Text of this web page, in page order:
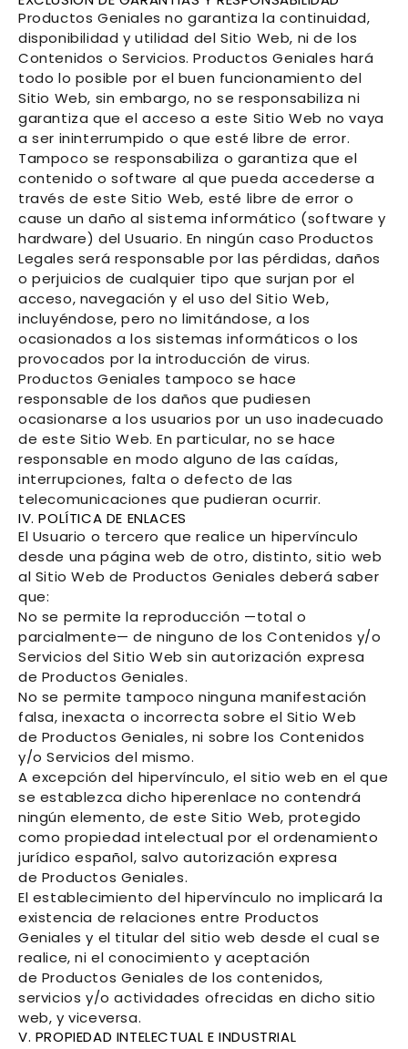
Productos Geniales no garantiza la continuidad,
disponibilidad y utilidad del Sitio Web, ni de los
Contenidos o Servicios. Productos Geniales hará
todo lo posible por el buen funcionamiento del
Sitio Web, sin embargo, no se responsabiliza ni
garantiza que el acceso a este Sitio Web no vaya
a ser ininterrumpido o que esté libre de error.
Tampoco se responsabiliza o garantiza que el
contenido o software al que pueda accederse a
través de este Sitio Web, esté libre de error o
cause un daño al sistema informático (software y
hardware) del Usuario. En ningún caso Productos
Legales será responsable por las pérdidas, daños
o perjuicios de cualquier tipo que surjan por el
acceso, navegación y el uso del Sitio Web,
incluyéndose, pero no limitándose, a los
ocasionados a los sistemas informáticos o los
provocados por la introducción de virus.
Productos Geniales tampoco se hace
responsable de los daños que pudiesen
ocasionarse a los usuarios por un uso inadecuado
de este Sitio Web. En particular, no se hace
responsable en modo alguno de las caídas,
interrupciones, falta o defecto de las
telecomunicaciones que pudieran ocurrir.
IV. POLÍTICA DE ENLACES
El Usuario o tercero que realice un hipervínculo
desde una página web de otro, distinto, sitio web
al Sitio Web de Productos Geniales deberá saber
que:
No se permite la reproducción —total o
parcialmente— de ninguno de los Contenidos y/o
Servicios del Sitio Web sin autorización expresa
de Productos Geniales.
No se permite tampoco ninguna manifestación
falsa, inexacta o incorrecta sobre el Sitio Web
de Productos Geniales, ni sobre los Contenidos
y/o Servicios del mismo.
A excepción del hipervínculo, el sitio web en el que
se establezca dicho hiperenlace no contendrá
ningún elemento, de este Sitio Web, protegido
como propiedad intelectual por el ordenamiento
jurídico español, salvo autorización expresa
de Productos Geniales.
El establecimiento del hipervínculo no implicará la
existencia de relaciones entre Productos
Geniales y el titular del sitio web desde el cual se
realice, ni el conocimiento y aceptación
de Productos Geniales de los contenidos,
servicios y/o actividades ofrecidas en dicho sitio
web, y viceversa.
V. PROPIEDAD INTELECTUAL E INDUSTRIAL